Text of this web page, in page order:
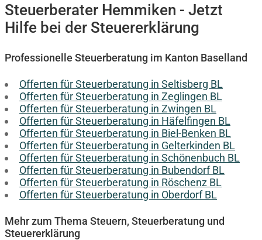
Steuerberater Hemmiken - Jetzt
Hilfe bei der Steuererklärung
Professionelle Steuerberatung im Kanton Baselland
Offerten für Steuerberatung in Seltisberg BL
Offerten für Steuerberatung in Zeglingen BL
Offerten für Steuerberatung in Zwingen BL
Offerten für Steuerberatung in Häfelfingen BL
Offerten für Steuerberatung in Biel-Benken BL
Offerten für Steuerberatung in Gelterkinden BL
Offerten für Steuerberatung in Schönenbuch BL
Offerten für Steuerberatung in Bubendorf BL
Offerten für Steuerberatung in Röschenz BL
Offerten für Steuerberatung in Oberdorf BL
Mehr zum Thema Steuern, Steuerberatung und
Steuererklärung